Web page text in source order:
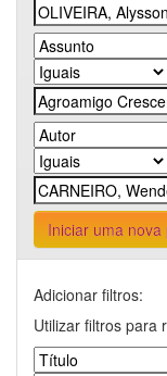
Iniciar uma nova
Adicionar filtros:
Utilizar filtros para